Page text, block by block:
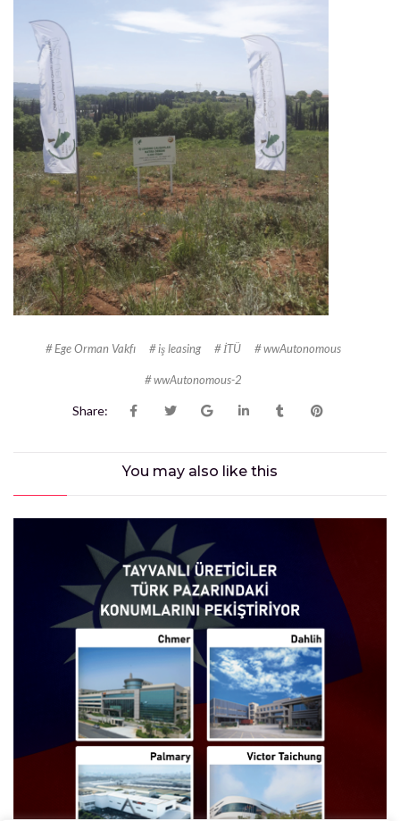
Ege Orman Vakfı iş leasing İTÜ wwAutonomous
wwAutonomous-2
Share:
You may also like this